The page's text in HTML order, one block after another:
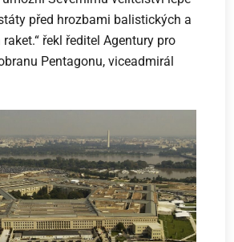
před hrozbami balistických a
řekl ředitel Agentury pro
Pentagonu, viceadmirál